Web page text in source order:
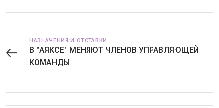
НАЗНАЧЕНИЯ И ОТСТАВКИ
В "АЯКСЕ" МЕНЯЮТ ЧЛЕНОВ УПРАВЛЯЮЩЕЙ
КОМАНДЫ